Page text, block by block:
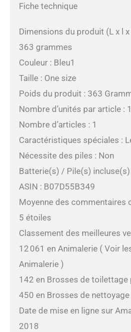
Fiche technique
Dimensions du produit (L x l
363 grammes
Couleur : Bleu1
Taille : One size
Poids du produit : 363
Nombre d’unités par article : 1
Nombre d’articles : 1
Caractéristiques spéciales :
Nécessite des piles : Non
Batterie(s) / Pile(s) incluse(s)
ASIN : B07D55B349
Moyenne des commentaires
5 étoiles
Classement des meilleures
12 061 en Animalerie ( Voir
Animalerie )
142 en Brosses de toilettage
450 en Brosses de
Date de mise en ligne sur
2018